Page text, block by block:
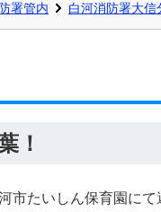
署管内 白河消防署大信
！
市たいしん保育園に